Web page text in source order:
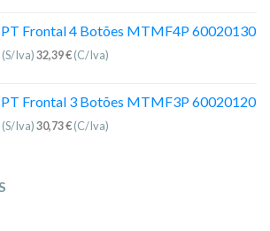
Frontal 4 Botões MTMF4P 60020130
(S/Iva)32,39€(C/Iva)
Frontal 3 Botões MTMF3P 60020120
(S/Iva)30,73€(C/Iva)